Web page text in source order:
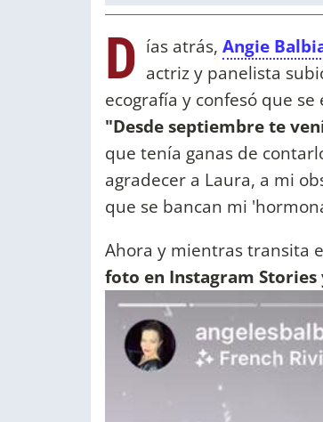
D ías atrás, Angie
actriz y panelista
ecografía y confesó que
"Desde septiembre te
que tenía ganas de
agradecer a Laura, a mi
que se bancan mi
Ahora y mientras transita
foto en Instagram